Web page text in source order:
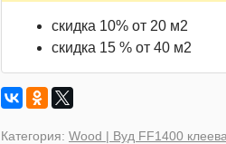
скидка 10% от 20 м2
скидка 15 % от 40 м2
Категория: Wood | Вуд FF1400